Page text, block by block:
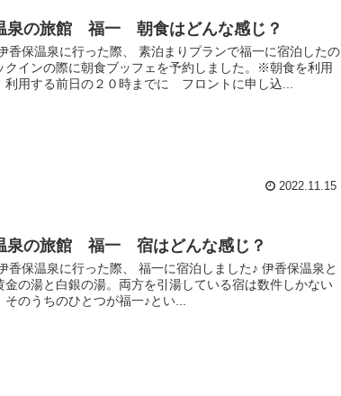
泉の旅館 福一 朝食はどんな感じ？
香保温泉に行った際、 素泊まりプランで福一に宿泊したの
クインの際に朝食ブッフェを予約しました。※朝食を利用
利用する前日の２０時までに フロントに申し込...
2022.11.15
泉の旅館 福一 宿はどんな感じ？
香保温泉に行った際、 福一に宿泊しました♪ 伊香保温泉と
金の湯と白銀の湯。両方を引湯している宿は数件しかない
そのうちのひとつが福一♪とい...